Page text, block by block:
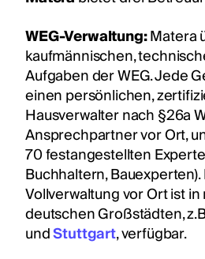
WEG-Verwaltung:Matera
kaufmännischen,
Aufgaben der WEG. Jede
einen persönlichen,
Hausverwalter nach §26a
Ansprechpartner vor Ort,
70 festangestellten
Buchhaltern, Bauexperten).
Vollverwaltung vor Ort ist
deutschen Großstädten,
undStuttgart, verfügbar.